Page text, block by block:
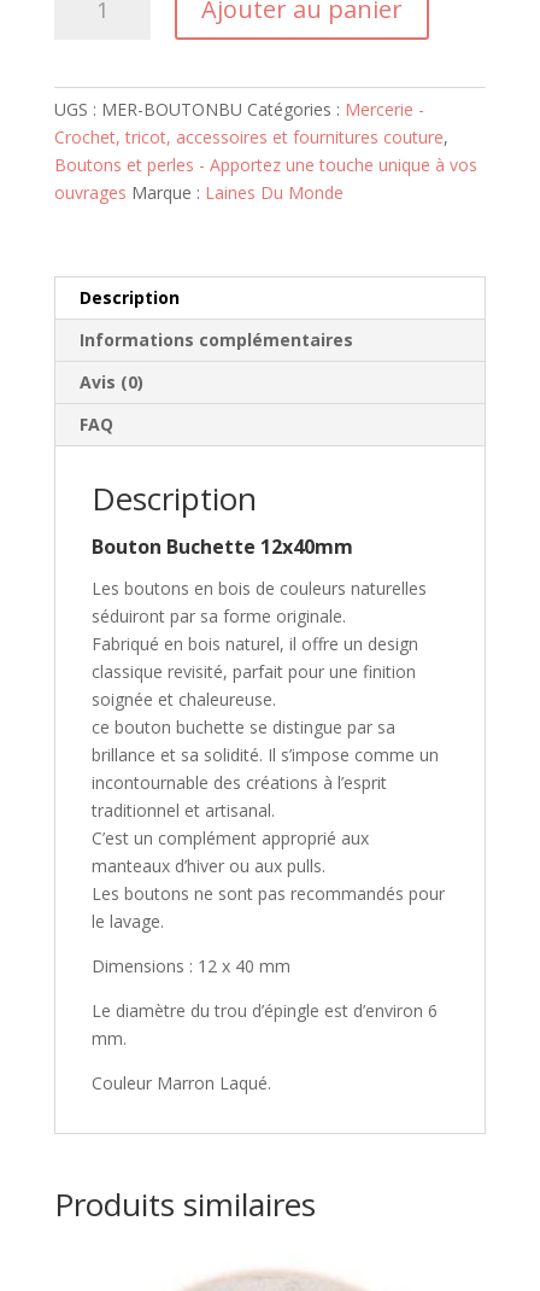
12x40mm
Ajouter au panier
UGS : MER-BOUTONBU Catégories : Mercerie -
Crochet, tricot, accessoires et fournitures couture,
Boutons et perles - Apportez une touche unique à vos
ouvrages Marque : Laines Du Monde
Description
Informations complémentaires
Avis (0)
FAQ
Description
Bouton Buchette 12x40mm
Les boutons en bois de couleurs naturelles
séduiront par sa forme originale.
Fabriqué en bois naturel, il offre un design
classique revisité, parfait pour une finition
soignée et chaleureuse.
ce bouton buchette se distingue par sa
brillance et sa solidité. Il s’impose comme un
incontournable des créations à l’esprit
traditionnel et artisanal.
C’est un complément approprié aux
manteaux d’hiver ou aux pulls.
Les boutons ne sont pas recommandés pour
le lavage.
Dimensions : 12 x 40 mm
Le diamètre du trou d’épingle est d’environ 6
mm.
Couleur Marron Laqué.
Produits similaires